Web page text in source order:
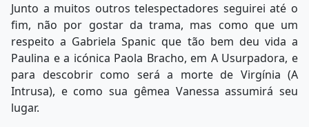
Junto a muitos outros telespectadores seguirei até o
fim, não por gostar da trama, mas como que um
respeito a Gabriela Spanic que tão bem deu vida a
Paulina e a icónica Paola Bracho, em A Usurpadora, e
para descobrir como será a morte de Virgínia (A
Intrusa), e como sua gêmea Vanessa assumirá seu
lugar.